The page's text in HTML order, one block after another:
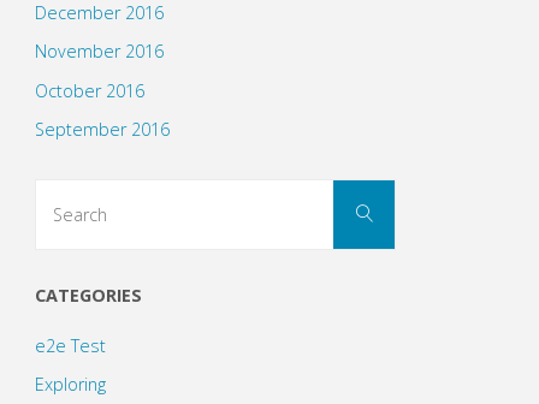
December 2016
November 2016
October 2016
September 2016
Search
CATEGORIES
e2e Test
Exploring